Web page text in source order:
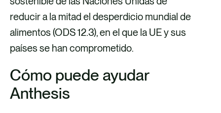
reducir a la mitad el desperdicio mundial de
alimentos (ODS 12.3), en el que la UE y sus
países se han comprometido.
Cómo puede ayudar
Anthesis